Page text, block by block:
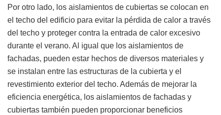
Por otro lado, los aislamientos de cubiertas se colocan en
el techo del edificio para evitar la pérdida de calor a través
del techo y proteger contra la entrada de calor excesivo
durante el verano. Al igual que los aislamientos de
fachadas, pueden estar hechos de diversos materiales y
se instalan entre las estructuras de la cubierta y el
revestimiento exterior del techo. Además de mejorar la
eficiencia energética, los aislamientos de fachadas y
cubiertas también pueden proporcionar beneficios